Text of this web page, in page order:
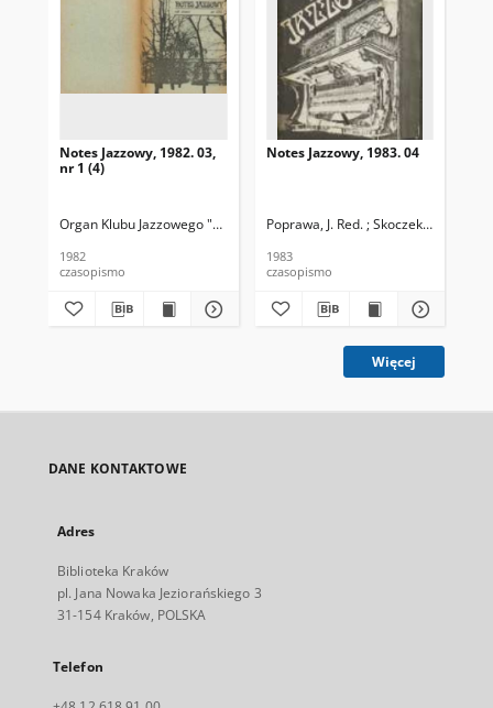
Notes Jazzowy, 1982. 03,
nr 1 (4)
Organ Klubu Jazzowego "Rotunda" Skoczek, T. Red.
1982
czasopismo
Notes Jazzowy, 1983. 04
Poprawa, J. Red. ; Skoczek T. Red.
1983
czasopismo
Więcej
DANE KONTAKTOWE
Adres
Biblioteka Kraków
pl. Jana Nowaka Jeziorańskiego 3
31-154 Kraków, POLSKA
Telefon